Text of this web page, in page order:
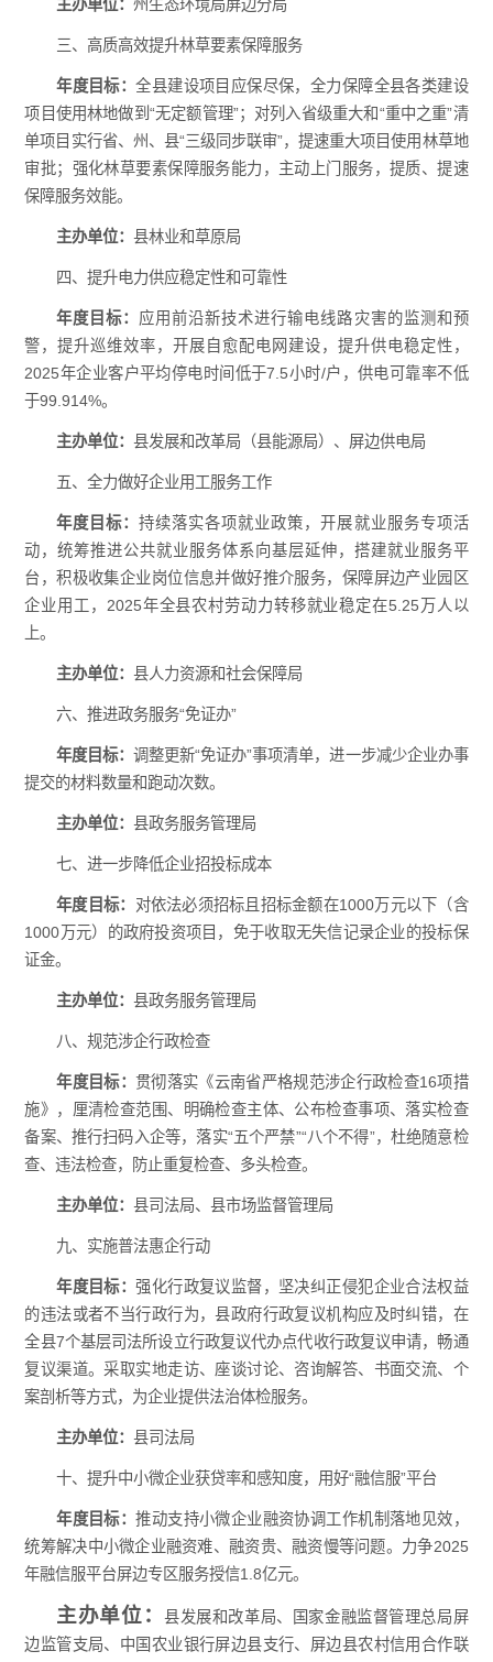
主办单位：州生态环境局屏边分局
三、高质高效提升林草要素保障服务
年度目标：全县建设项目应保尽保，全力保障全县各类建设
项目使用林地做到“无定额管理”；对列入省级重大和“重中之重”清
单项目实行省、州、县“三级同步联审”，提速重大项目使用林草地
审批；强化林草要素保障服务能力，主动上门服务，提质、提速
保障服务效能。
主办单位：县林业和草原局
四、提升电力供应稳定性和可靠性
年度目标： 应用前沿新技术进行输电线路灾害的监测和预
警，提升巡维效率，开展自愈配电网建设，提升供电稳定性，
2025年企业客户平均停电时间低于7.5小时/户，供电可靠率不低
于99.914%。
主办单位：县发展和改革局（县能源局）、屏边供电局
五、全力做好企业用工服务工作
年度目标：持续落实各项就业政策，开展就业服务专项活
动，统筹推进公共就业服务体系向基层延伸，搭建就业服务平
台，积极收集企业岗位信息并做好推介服务，保障屏边产业园区
企业用工，2025年全县农村劳动力转移就业稳定在5.25万人以
上。
主办单位：县人力资源和社会保障局
六、推进政务服务“免证办”
年度目标：调整更新“免证办”事项清单，进一步减少企业办事
提交的材料数量和跑动次数。
主办单位：县政务服务管理局
七、进一步降低企业招投标成本
年度目标： 对依法必须招标且招标金额在1000万元以下（含
1000万元）的政府投资项目，免于收取无失信记录企业的投标保
证金。
主办单位：县政务服务管理局
八、规范涉企行政检查
年度目标： 贯彻落实《云南省严格规范涉企行政检查16项措
施》，厘清检查范围、明确检查主体、公布检查事项、落实检查
备案、推行扫码入企等，落实“五个严禁”“八个不得”，杜绝随意检
查、违法检查，防止重复检查、多头检查。
主办单位：县司法局、县市场监督管理局
九、实施普法惠企行动
年度目标：强化行政复议监督，坚决纠正侵犯企业合法权益
的违法或者不当行政行为，县政府行政复议机构应及时纠错，在
全县7个基层司法所设立行政复议代办点代收行政复议申请，畅通
复议渠道。采取实地走访、座谈讨论、咨询解答、书面交流、个
案剖析等方式，为企业提供法治体检服务。
主办单位：县司法局
十、提升中小微企业获贷率和感知度，用好“融信服”平台
年度目标：推动支持小微企业融资协调工作机制落地见效，
统筹解决中小微企业融资难、融资贵、融资慢等问题。力争2025
年融信服平台屏边专区服务授信1.8亿元。
主办单位：县发展和改革局、国家金融监督管理总局屏
边监管支局、中国农业银行屏边县支行、屏边县农村信用合作联